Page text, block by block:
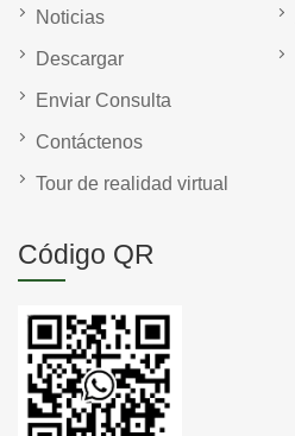
Noticias
Descargar
Enviar Consulta
Contáctenos
Tour de realidad virtual
Código QR